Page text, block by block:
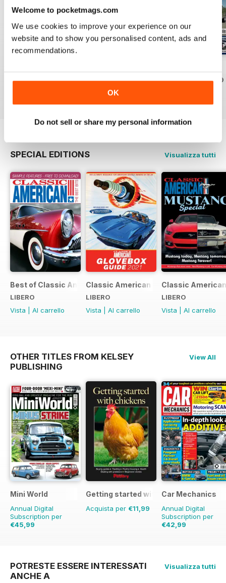
Welcome to pocketmags.com
We use cookies to improve your experience on our
website and to show you personalised content, ads and
recommendations.
OK
Do not sell or share my personal information
Acquista per€5,99
Acquista per€5,99
|Al carrello
Acquista per€5,99
SPECIAL EDITIONS Visualizza tutti
Best of Classic American FREE ISSUE
LIBERO
Vista
Al carrello
Classic American - Glovebox Guide
LIBERO
Vista
Al carrello
Classic
LIBERO
Vista
Al carrello
OTHER TITLES FROM KELSEY
PUBLISHING
View All
Mini World
Annual Digital
Subscription per
€45,99
Getting started with chickens
Acquista per €11,99
Car Mechanics
Annual Digital
Subscription per
€42,99
POTRESTE ESSERE INTERESSATI
ANCHE A
Visualizza tutti